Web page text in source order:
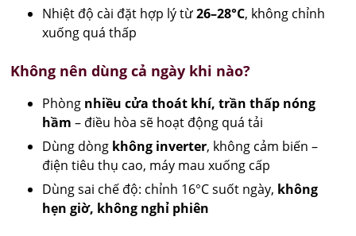
Nhiệt độ cài đặt hợp lý từ26–28°C, không chỉnh
xuống quá thấp
Không nên dùng cả ngày khi nào?
Phòng nhiều cửa thoát khí, trần thấp nóng
hầm – điều hòa sẽ hoạt động quá tải
Dùng dòng không inverter, không cảm biến –
điện tiêu thụ cao, máy mau xuống cấp
Dùng sai chế độ: chỉnh 16°C suốt ngày, không
hẹn giờ, không nghỉ phiên